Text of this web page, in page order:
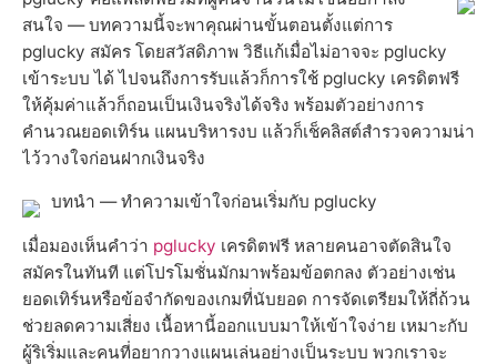
สนใจ — บทความนี้จะพาคุณผ่านขั้นตอนตั้งแต่การ
pglucky สมัคร โดยสวัสดิภาพ วิธีแก้เมื่อไม่อาจจะ pglucky
เข้าระบบ ได้ ไปจนถึงการรับแล้วก็การใช้ pglucky เครดิตฟรี
ให้คุ้มค่าแล้วก็ถอนเป็นเงินจริงได้จริง พร้อมตัวอย่างการ
คำนวณยอดเทิร์น แผนบริหารงบ แล้วก็เช็คลิสต์สำรวจความน่า
ไว้วางใจก่อนฝากเงินจริง
บทนำ — ทำความเข้าใจก่อนเริ่มกับ pglucky
เมื่อมองเห็นคำว่า pglucky เครดิตฟรี หลายคนอาจตัดสินใจ
สมัครในทันที แต่โปรโมชั่นมักมาพร้อมข้อตกลง ตัวอย่างเช่น
ยอดเทิร์นหรือข้อจำกัดของเกมที่นับยอด การจัดเตรียมให้ถี่ถ้วน
ช่วยลดความเสี่ยง เนื้อหานี้ออกแบบมาให้เข้าใจง่าย เหมาะกับ
ผู้ริเริ่มและคนที่อยากวางแผนเล่นอย่างเป็นระบบ พวกเราจะ